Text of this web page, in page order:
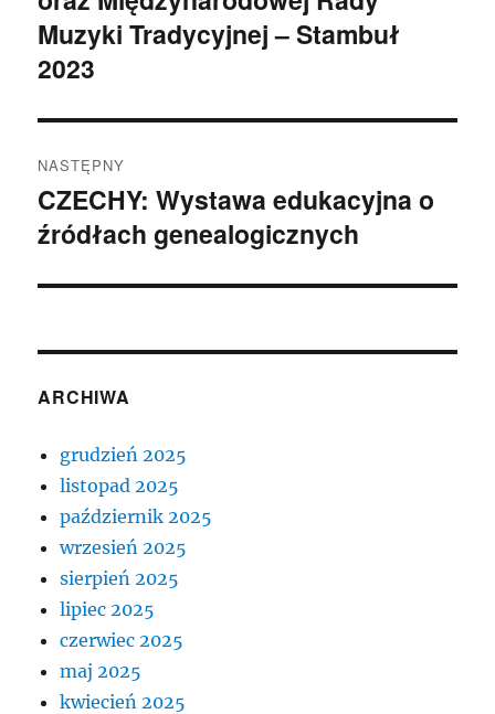
Muzyki Tradycyjnej – Stambuł
2023
NASTĘPNY
Następny
wpis:
CZECHY: Wystawa edukacyjna o
źródłach genealogicznych
ARCHIWA
grudzień 2025
listopad 2025
październik 2025
wrzesień 2025
sierpień 2025
lipiec 2025
czerwiec 2025
maj 2025
kwiecień 2025